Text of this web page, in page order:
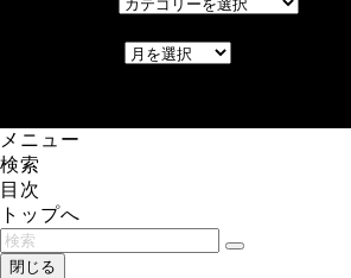
メニュー
検索
目次
トップへ
閉じる